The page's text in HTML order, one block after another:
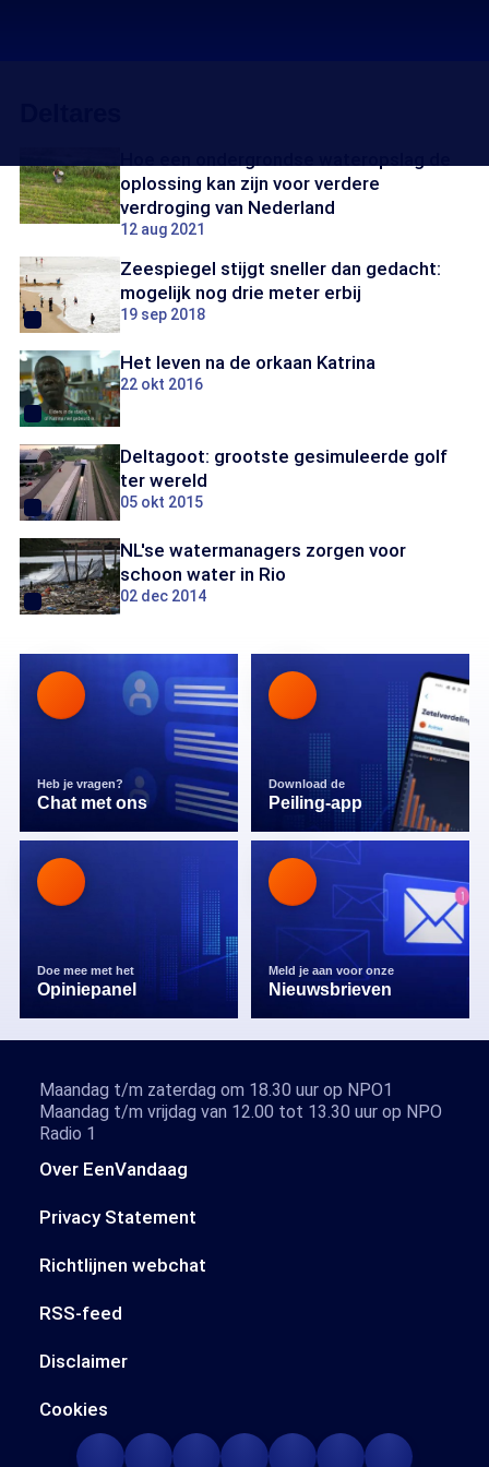
oplossing kan zijn voor verdere
verdroging van Nederland
12 aug 2021
Zeespiegel stijgt sneller dan gedacht:
mogelijk nog drie meter erbij
19 sep 2018
Het leven na de orkaan Katrina
22 okt 2016
Deltagoot: grootste gesimuleerde golf
ter wereld
05 okt 2015
NL'se watermanagers zorgen voor
schoon water in Rio
02 dec 2014
Heb je vragen?
Chat met ons
Download de
Peiling-app
Doe mee met het
Opiniepanel
Meld je aan voor onze
Nieuwsbrieven
Over EenVandaag
Privacy Statement
Richtlijnen webchat
RSS-feed
Disclaimer
Cookies
Maandag t/m zaterdag om 18.30 uur op NPO1
Maandag t/m vrijdag van 12.00 tot 13.30 uur op NPO
Radio 1